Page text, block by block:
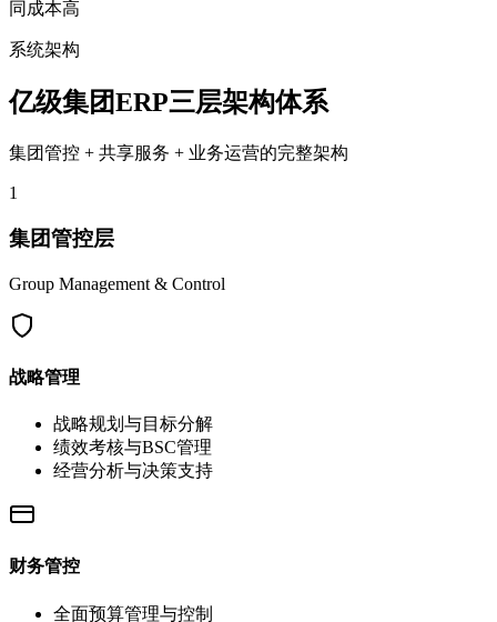
同成本高
系统架构
亿级集团ERP三层架构体系
集团管控 + 共享服务 + 业务运营的完整架构
1
集团管控层
Group Management & Control
战略管理
战略规划与目标分解
绩效考核与BSC管理
经营分析与决策支持
财务管控
全面预算管理与控制